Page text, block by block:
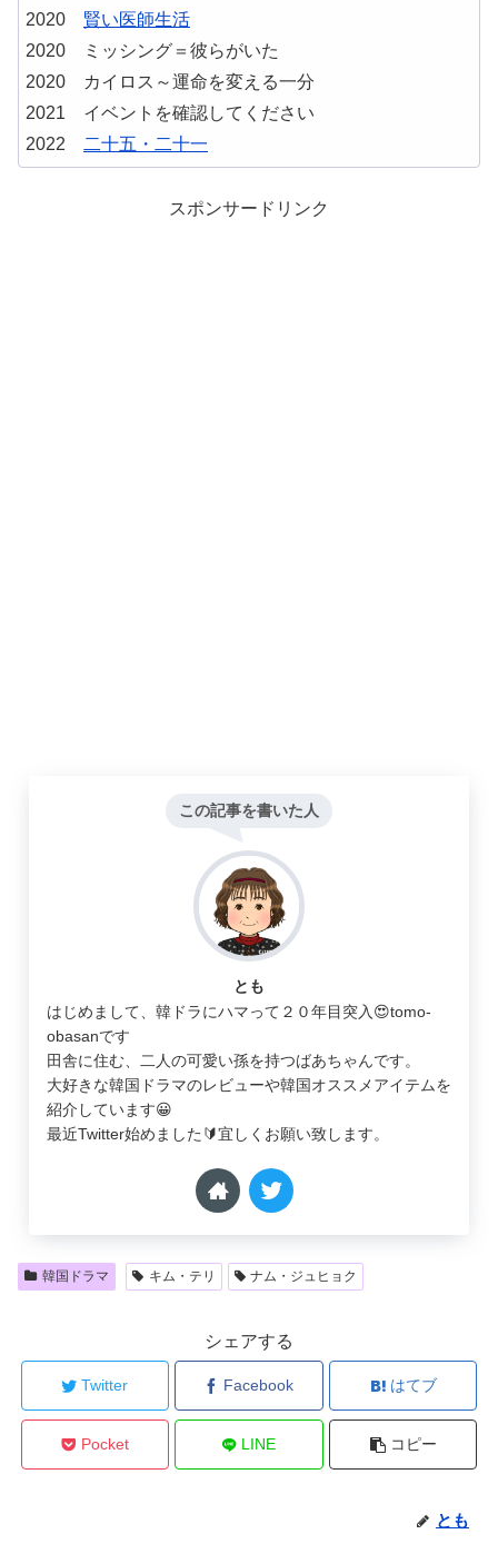
2020 賢い医師生活
2020 ミッシング＝彼らがいた
2020 カイロス～運命を変える一分
2021 イベントを確認してください
2022
二十五・二十一
スポンサードリンク
この記事を書いた人
とも
はじめまして、韓ドラにハマって２０年目突入😍tomo-
obasanです
田舎に住む、二人の可愛い孫を持つばあちゃんです。
大好きな韓国ドラマのレビューや韓国オススメアイテムを
紹介しています😀
最近Twitter始めました🔰宜しくお願い致します。
韓国ドラマ キム・テリ ナム・ジュヒョク
シェアする
Twitter Facebook はてブ
Pocket LINE コピー
とも